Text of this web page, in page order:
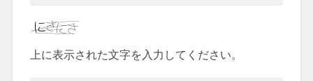
上に表示された文字を入力してください。